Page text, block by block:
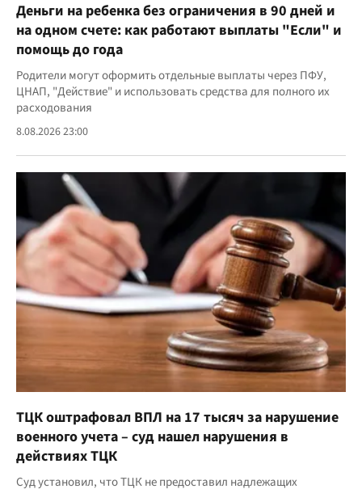
Деньги на ребенка без ограничения в 90 дней и
на одном счете: как работают выплаты "Если" и
помощь до года
Родители могут оформить отдельные выплаты через ПФУ,
ЦНАП, "Действие" и использовать средства для полного их
расходования
8.08.2026 23:00
ТЦК оштрафовал ВПЛ на 17 тысяч за нарушение
военного учета – суд нашел нарушения в
действиях ТЦК
Суд установил, что ТЦК не предоставил надлежащих